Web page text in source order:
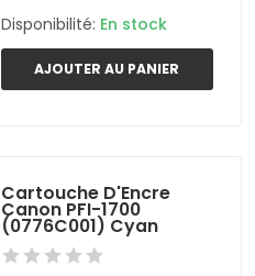
Disponibilité: En stock
AJOUTER AU PANIER
Cartouche D'Encre
Canon PFI-1700
(0776C001) Cyan